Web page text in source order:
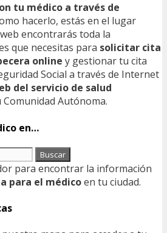
tu médico a través de
hacerlo, estás en el lugar
encontrarás toda la
que necesitas para solicitar cita
online y gestionar tu cita
Social a través de Internet
del servicio de salud
Autónoma.
en…
para encontrar la información
para el médicoen tu ciudad.